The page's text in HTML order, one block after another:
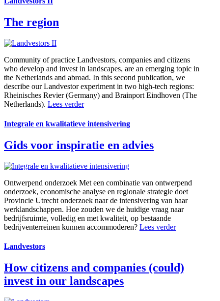
The region
Community of practice Landvestors, companies and citizens
who develop and invest in landscapes, are an emerging topic in
the Netherlands and abroad. In this second publication, we
describe our Landvestor experiment in two high-tech regions:
Rheinisches Revier (Germany) and Brainport Eindhoven (The
Netherlands). Lees verder
Integrale en kwalitatieve intensivering
Gids voor inspiratie en advies
Ontwerpend onderzoek Met een combinatie van ontwerpend
onderzoek, economische analyse en regionale strategie doet
Provincie Utrecht onderzoek naar de intensivering van haar
werklandschappen. Hoe zouden we de huidige vraag naar
bedrijfsruimte, volledig en met kwaliteit, op bestaande
bedrijventerreinen kunnen accommoderen? Lees verder
Landvestors
How citizens and companies (could)
invest in our landscapes